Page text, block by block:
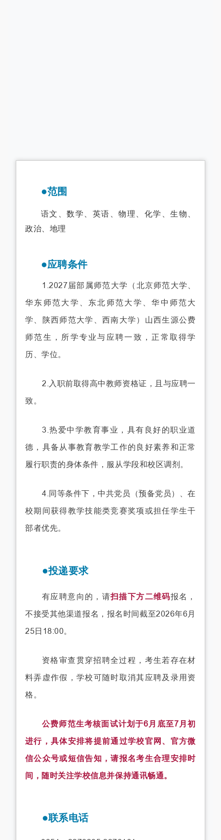
●范围
语文、数学、英语、物理、化学、生物、
政治、地理
●应聘条件
1.2027届部属师范大学（北京师范大学、
华东师范大学、东北师范大学、华中师范大
学、陕西师范大学、西南大学）山西生源公费
师范生，所学专业与应聘一致，正常取得学
历、学位。
2.入职前取得高中教师资格证，且与应聘一
致。
3.热爱中学教育事业，具有良好的职业道
德，具备从事教育教学工作的良好素养和正常
履行职责的身体条件，服从学段和校区调剂。
4.同等条件下，中共党员（预备党员）、在
校期间获得教学技能类竞赛奖项或担任学生干
部者优先。
●投递要求
有应聘意向的，请扫描下方二维码报名，
不接受其他渠道报名，报名时间截至2026年6月
25日18:00。
资格审查贯穿招聘全过程，考生若存在材
料弄虚作假，学校可随时取消其应聘及录用资
格。
公费师范生考核面试计划于6月底至7月初
进行，具体安排将提前通过学校官网、官方微
信公众号或短信告知，请报名考生合理安排时
间，随时关注学校信息并保持通讯畅通。
●联系电话